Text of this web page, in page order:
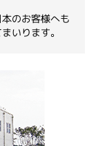
のお客様へも
いります。